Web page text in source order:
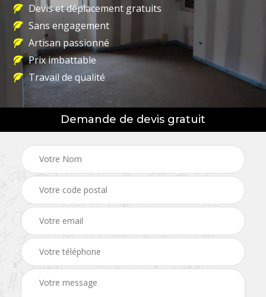
Devis et déplacement gratuits
Sans engagement
Artisan passionné
Prix imbattable
Travail de qualité
Demande de devis gratuit